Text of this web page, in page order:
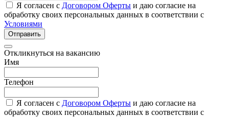
Я согласен с Договором Оферты и даю согласие на
обработку своих персональных данных в соответствии с
Условиями
Отправить
Откликнуться на вакансию
Имя
Телефон
Я согласен с Договором Оферты и даю согласие на
обработку своих персональных данных в соответствии с